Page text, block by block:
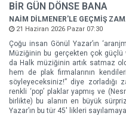
BİR GÜN DÖNSE BANA
NAİM DİLMENER'LE GEÇMİŞ
21 Haziran 2026 Pazar 07:30
Çoğu insan Gönül Yazar’ın
Müziğinin bu gerçekten çok
da Halk müziğinin artık satmaz
hem de plak firmalarının
söyleyeceksiniz!” diye zorladığı
renkli ‘pop’ plaklar yapmış ve
birlikte) bu alanın en büyük
Yazar’ın bu tür 45' likleri